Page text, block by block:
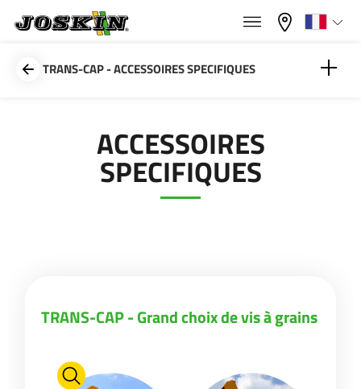
Menu
GAMME
UNIVERS JOSKIN
×
×
Sélectionnez votre langue
English
TRANS-CAP - ACCESSOIRES SPECIFIQUES
ACCESSOIRES
SPECIFIQUES
TRANS-CAP - Grand choix de vis à grains